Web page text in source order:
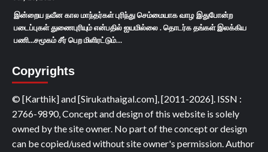
இன்றைய நவீன கால மாந்தர்கள் புரிந்து செம்மையாக வாழ இதுபோன்ற
படைப்புகள் துணைபுரியும் என்பதில் ஐயமில்லை . தொடர்க தங்கள் இலக்கிய
பணி...சமூகம் சீர் பெற மிளிரட்டும்…
Copyrights
© [Karthik] and [Sirukathaigal.com], [2011-2026]. ISSN :
2766-9890, Concept and design of this website is solely
owned by the site owner. No part of the concept or design
can be copied/used without site owner's permission. Author